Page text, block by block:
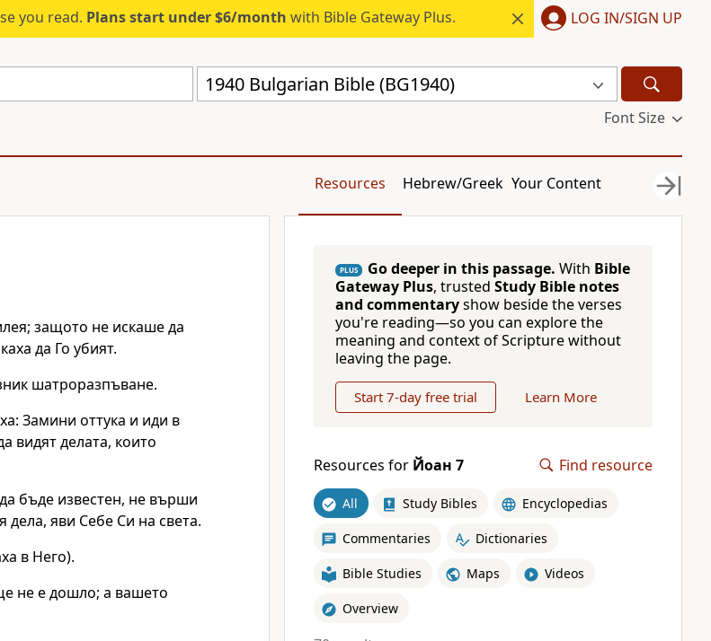
you read. Plans start under $6/month with Bible Gateway Plus. LOG IN/SIGN UP
1940 Bulgarian Bible (BG1940)
Font Size
Resources Hebrew/Greek Your Content
защото не искаше да
да Го убият.
шатроразпъване.
Замини оттука и иди в
видят делата, които
бъде известен, не върши
яви Себе Си на света.
в Него).
не е дошло; а вашето
PLUS Go deeper in this passage. With Bible
Gateway Plus, trusted Study Bible notes
and commentaryshow beside the verses
you're reading—so you can explore the
meaning and context of Scripture without
leaving the page.
Start 7-day free trial Learn More
Resources for Йоан 7 Find resource
All Study Bibles Encyclopedias
Commentaries Dictionaries
Bible Studies Maps Videos
Overview